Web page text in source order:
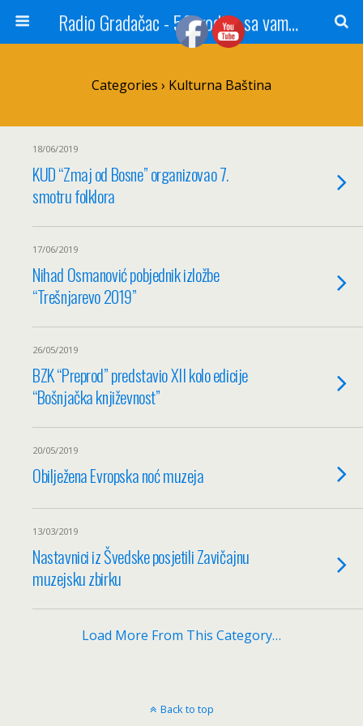
Radio Gradačac - 56 godina sa vama...
Categories › Kulturna Baština
18/06/2019
KUD “Zmaj od Bosne” organizovao 7.
smotru folklora
17/06/2019
Nihad Osmanović pobjednik izložbe
“Trešnjarevo 2019”
26/05/2019
BZK “Preprod” predstavio XII kolo edicije
“Bošnjačka književnost”
20/05/2019
Obilježena Evropska noć muzeja
13/03/2019
Nastavnici iz Švedske posjetili Zavičajnu
muzejsku zbirku
Load More From This Category…
Back to top